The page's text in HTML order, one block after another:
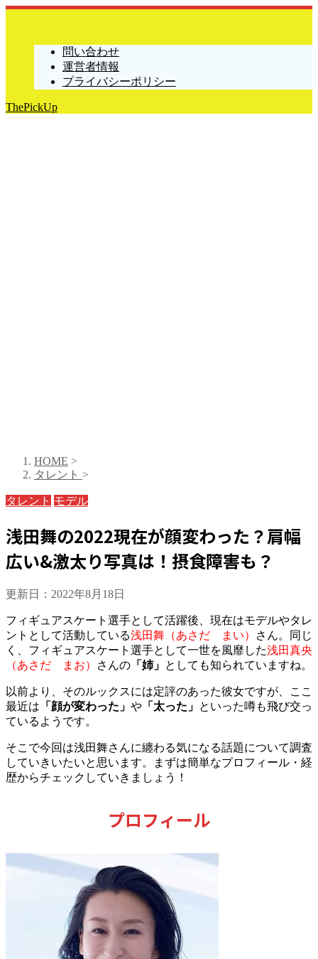
問い合わせ
運営者情報
プライバシーポリシー
ThePickUp
HOME >
タレント >
タレント モデル
浅田舞の2022現在が顔変わった？肩幅
広い&激太り写真は！摂食障害も？
更新日： 2022年8月18日
フィギュアスケート選手として活躍後、現在はモデルやタレ
ントとして活動している浅田舞（あさだ まい）
さん。同じ
く、フィギュアスケート選手として一世を風靡した浅田真央
（あさだ まお）
さんの 「姉」 としても知られていますね。
以前より、そのルックスには定評のあった彼女ですが、ここ
最近は 「顔が変わった」 や 「太った」 といった噂も飛び交っ
ているようです。
そこで今回は浅田舞さんに纏わる気になる話題について調査
していきいたいと思います。まずは簡単なプロフィール・経
歴からチェックしていきましょう！
プロフィール